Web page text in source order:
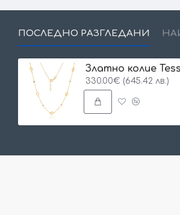
ПОСЛЕДНО РАЗГЛЕДАНИ
Златно колие
330.00€ (645.42 лв.)